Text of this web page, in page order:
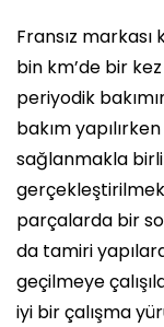
Fransız markası
bin km’de bir
periyodik
bakım
sağlanmakla
parçalarda bir
da tamiri
geçilmeye
iyi bir çalışma